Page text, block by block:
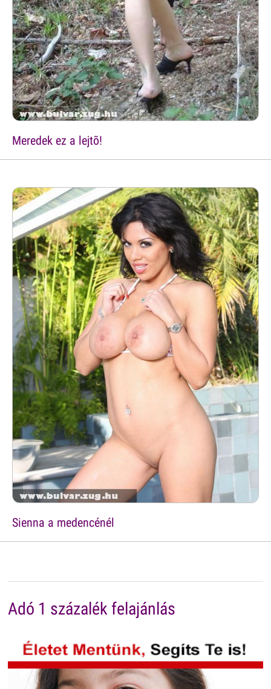
Meredek ez a lejtõ!
Sienna a medencénél
Adó 1 százalék felajánlás